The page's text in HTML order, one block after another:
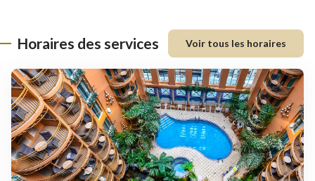
Horaires des services Voir tous les horaires